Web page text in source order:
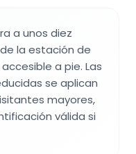
a unos diez
la estación de
a pie. Las
se aplican
mayores,
válida si